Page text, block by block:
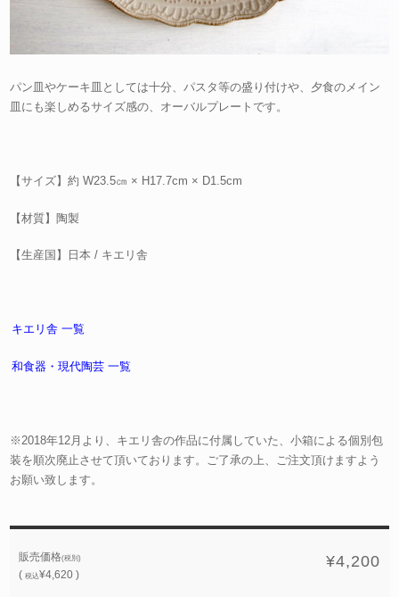
パン皿やケーキ皿としては十分、パスタ等の盛り付けや、夕食のメイン
皿にも楽しめるサイズ感の、オーバルプレートです。
【サイズ】約 W23.5㎝ × H17.7cm × D1.5cm
【材質】陶製
【生産国】日本 / キエリ舎
キエリ舎 一覧
和食器・現代陶芸 一覧
※2018年12月より、キエリ舎の作品に付属していた、小箱による個別包
装を順次廃止させて頂いております。ご了承の上、ご注文頂けますよう
お願い致します。
販売価格(税別)
(税込¥4,620 )
¥4,200